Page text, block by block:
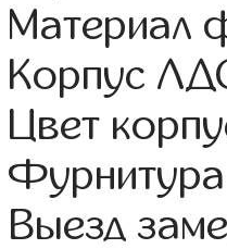
Материал
Корпус
Цвет
Выезд